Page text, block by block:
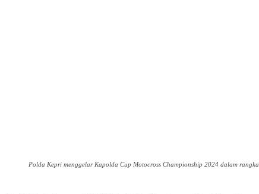
Polda Kepri menggelar Kapolda Cup Motocross Championship 2024 dalam